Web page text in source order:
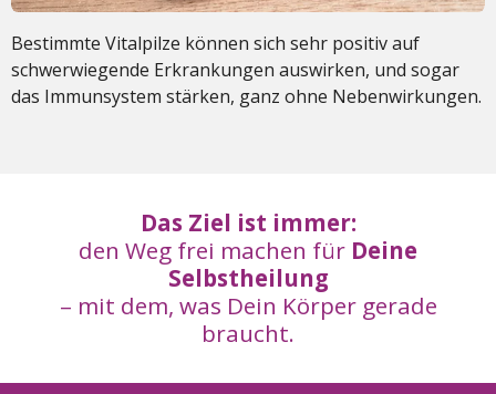
Bestimmte Vitalpilze können sich sehr positiv auf
schwerwiegende Erkrankungen auswirken, und sogar
das Immunsystem stärken, ganz ohne Nebenwirkungen.
Das Ziel ist immer:
den Weg frei machen für Deine
Selbstheilung
– mit dem, was Dein Körper gerade
braucht.